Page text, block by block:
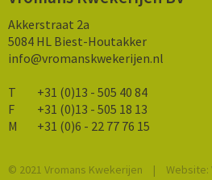
Akkerstraat 2a
5084 HL Biest-Houtakker
info@vromanskwekerijen.nl
T
+31 (0)13 - 505 40 84
F
+31 (0)13 - 505 18 13
M
+31 (0)6 - 22 77 76 15
© 2021 Vromans Kwekerijen | Website: